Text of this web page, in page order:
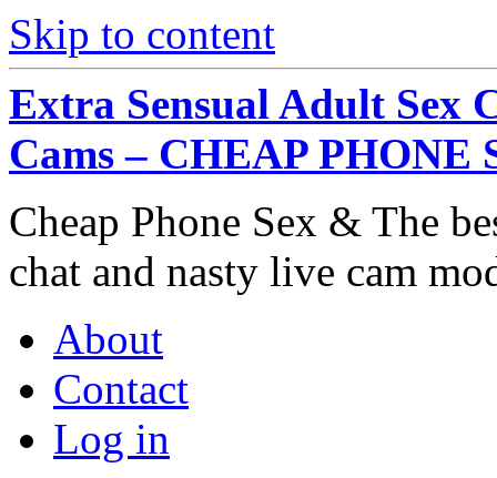
Skip to content
Extra Sensual Adult Sex
Cams – CHEAP PHONE
Cheap Phone Sex & The
chat and nasty live cam
About
Contact
Log in